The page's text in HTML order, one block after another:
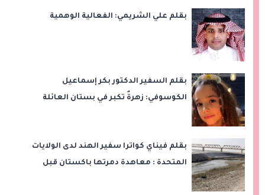
بقلم علي الشريمي: الفعالية الوهمية
بقلم السفير الدكتور بكر إسماعيل
الكوسوفي: زهرةٌ تكبر في بستان العائلة
بقلم فيناي كواترا سفير الهند لدى الولايات
المتحدة : معاهدة دمرتها باكستان قبل